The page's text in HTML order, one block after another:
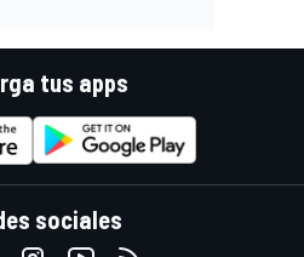
tus apps
sociales